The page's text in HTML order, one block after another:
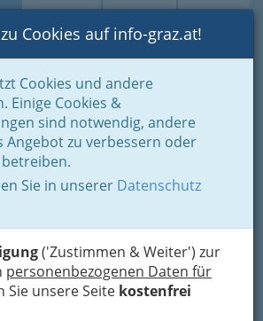
Suche Login Toggle
Cookies auf info-graz.at!
Cookies und andere
Einige Cookies &
sind notwendig, andere
Angebot zu verbessern oder
Sie in unserer Datenschutz
('Zustimmen & Weiter') zur
personenbezogenen Daten für
Sie unsere Seite kostenfrei
Kinder, Jugendliche & Familien
& Tweens
Musical!
Graz - data.graz.gv.at